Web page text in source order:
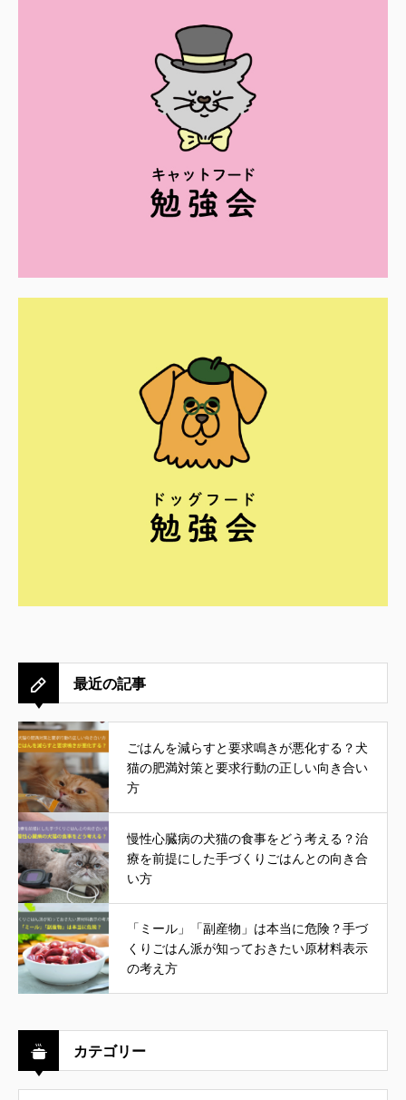
最近の記事
ごはんを減らすと要求鳴きが悪化する？犬
猫の肥満対策と要求行動の正しい向き合い
方
慢性心臓病の犬猫の食事をどう考える？治
療を前提にした手づくりごはんとの向き合
い方
「ミール」「副産物」は本当に危険？手づ
くりごはん派が知っておきたい原材料表示
の考え方
カテゴリー